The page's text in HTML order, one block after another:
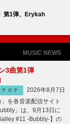
第1弾、Erykah
MUSIC NEWS
3曲第1弾
ＰＯＰ
2026年8月7日
を各音楽配信サイト
」は、9月13日に
#11 -Bubbly-】の